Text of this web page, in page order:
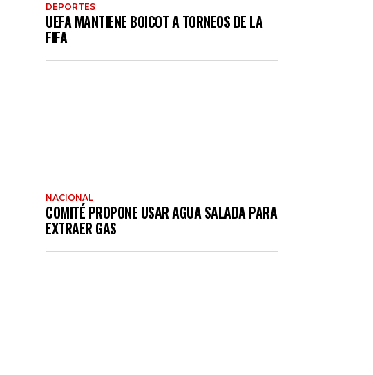
DEPORTES
UEFA MANTIENE BOICOT A TORNEOS DE LA
FIFA
NACIONAL
COMITÉ PROPONE USAR AGUA SALADA PARA
EXTRAER GAS